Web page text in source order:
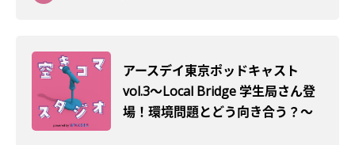
アースデイ東京ポッドキャスト
vol.3〜Local Bridge 学生局さん登
場！環境問題とどう向き合う？〜